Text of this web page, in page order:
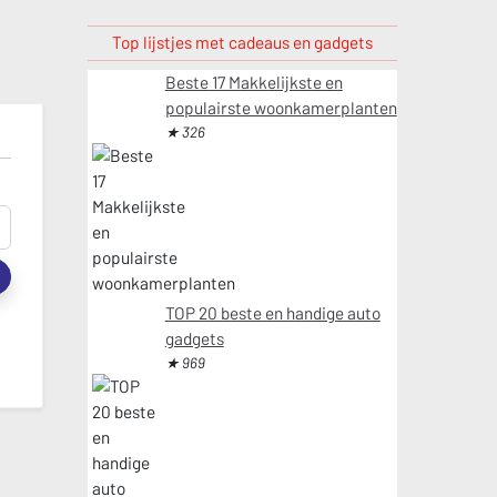
Top lijstjes met cadeaus en gadgets
Beste 17 Makkelijkste en
populairste woonkamerplanten
★ 326
TOP 20 beste en handige auto
gadgets
★ 969